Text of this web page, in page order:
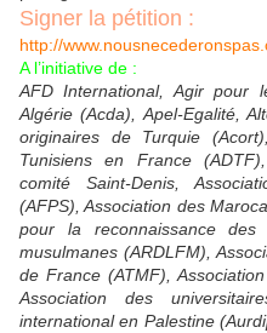
Signer la pétition :
http://
A l’initiative de :
AFD International, Agir pour
Algérie (Acda), Apel-Egalité,
originaires de Turquie
Tunisiens en France
comité Saint-Denis,
(AFPS), Association des
pour la reconnaissance
musulmanes (ARDLFM),
de France (ATMF),
Association des
international en Palestine